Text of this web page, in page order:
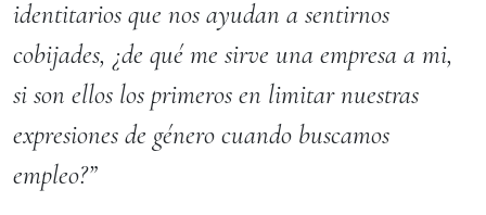
identitarios que nos ayudan a sentirnos
cobijades, ¿de qué me sirve una empresa a mi,
si son ellos los primeros en limitar nuestras
expresiones de género cuando buscamos
empleo?”